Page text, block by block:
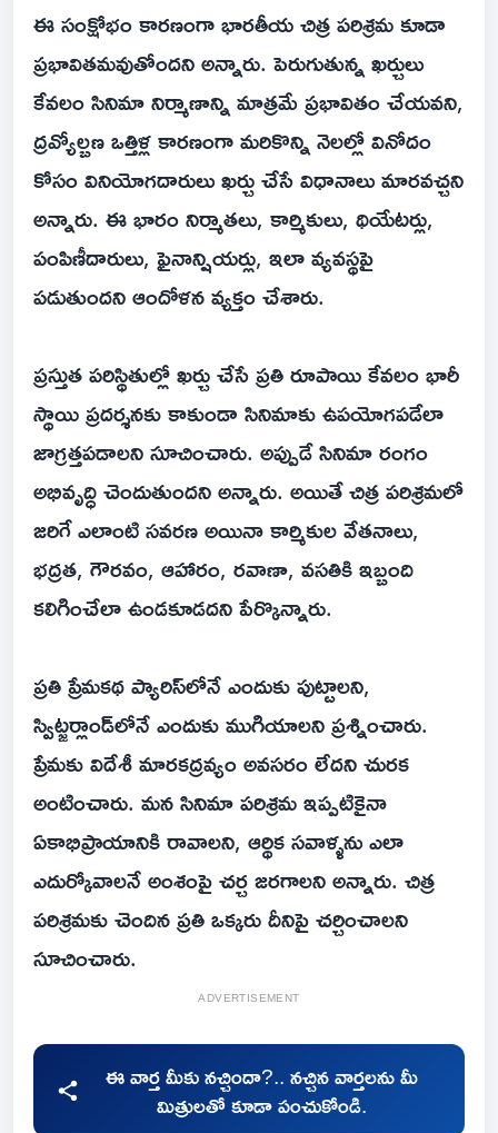
ఈ సంక్షోభం కారణంగా భారతీయ చిత్ర పరిశ్రమ కూడా
ప్రభావితమవుతోందని అన్నారు. పెరుగుతున్న ఖర్చులు
కేవలం సినిమా నిర్మాణాన్ని మాత్రమే ప్రభావితం చేయవని,
ద్రవ్యోల్బణ ఒత్తిళ్ల కారణంగా మరికొన్ని నెలల్లో వినోదం
కోసం వినియోగదారులు ఖర్చు చేసే విధానాలు మారవచ్చని
అన్నారు. ఈ భారం నిర్మాతలు, కార్మికులు, థియేటర్లు,
పంపిణీదారులు, ఫైనాన్షియర్లు, ఇలా వ్యవస్థపై
పడుతుందని ఆందోళన వ్యక్తం చేశారు.
ప్రస్తుత పరిస్థితుల్లో ఖర్చు చేసే ప్రతి రూపాయి కేవలం భారీ
స్థాయి ప్రదర్శనకు కాకుండా సినిమాకు ఉపయోగపడేలా
జాగ్రత్తపడాలని సూచించారు. అప్పుడే సినిమా రంగం
అభివృద్ధి చెందుతుందని అన్నారు. అయితే చిత్ర పరిశ్రమలో
జరిగే ఎలాంటి సవరణ అయినా కార్మికుల వేతనాలు,
భద్రత, గౌరవం, ఆహారం, రవాణా, వసతికి ఇబ్బంది
కలిగించేలా ఉండకూడదని పేర్కొన్నారు.
ప్రతి ప్రేమకథ ప్యారిస్‌లోనే ఎందుకు పుట్టాలని,
స్విట్జర్లాండ్‌లోనే ఎందుకు ముగియాలని ప్రశ్నించారు.
ప్రేమకు విదేశీ మారకద్రవ్యం అవసరం లేదని చురక
అంటించారు. మన సినిమా పరిశ్రమ ఇప్పటికైనా
ఏకాభిప్రాయానికి రావాలని, ఆర్థిక సవాళ్ళను ఎలా
ఎదుర్కోవాలనే అంశంపై చర్చ జరగాలని అన్నారు. చిత్ర
పరిశ్రమకు చెందిన ప్రతి ఒక్కరు దీనిపై చర్చించాలని
సూచించారు.
ADVERTISEMENT
ఈ వార్త మీకు నచ్చిందా?.. నచ్చిన వార్తలను మీ
మిత్రులతో కూడా పంచుకోండి.